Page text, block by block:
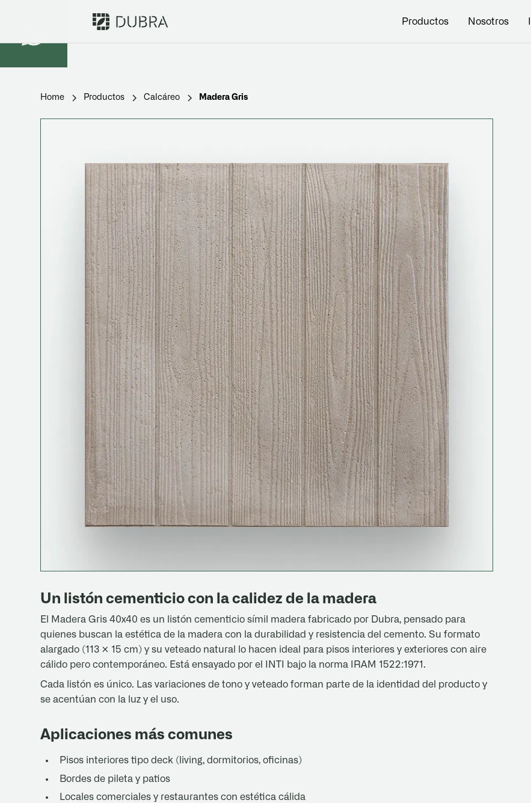
Productos Nosotros
Home Productos Calcáreo Madera Gris
Un listón cementicio con la calidez de la madera
El Madera Gris 40x40 es un listón cementicio símil madera fabricado por Dubra, pensado para
quienes buscan la estética de la madera con la durabilidad y resistencia del cemento. Su formato
alargado (113 × 15 cm) y su veteado natural lo hacen ideal para pisos interiores y exteriores con aire
cálido pero contemporáneo. Está ensayado por el INTI bajo la norma IRAM 1522:1971.
Cada listón es único. Las variaciones de tono y veteado forman parte de la identidad del producto y
se acentúan con la luz y el uso.
Aplicaciones más comunes
Pisos interiores tipo deck (living, dormitorios, oficinas)
Bordes de pileta y patios
Locales comerciales y restaurantes con estética cálida